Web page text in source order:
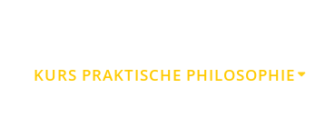
KURS PRAKTISCHE PHILOSOPHIE